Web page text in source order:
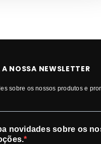
NOSSA NEWSLETTER
sobre os nossos produtos e
novidades sobre os